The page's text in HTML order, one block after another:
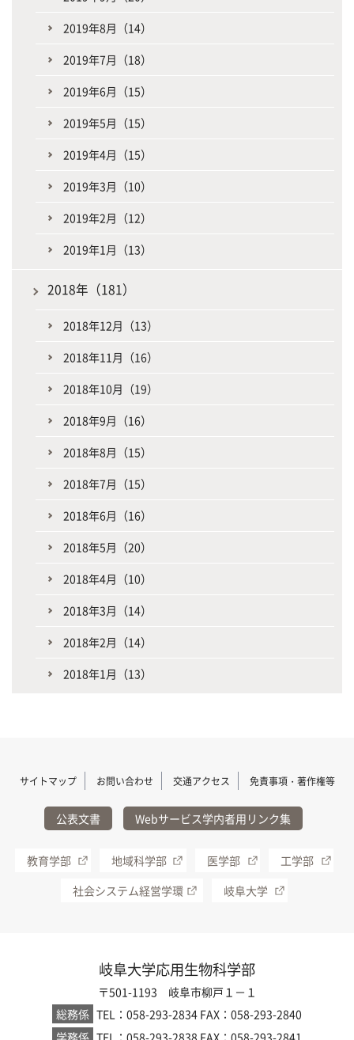
2019年8月（14）
2019年7月（18）
2019年6月（15）
2019年5月（15）
2019年4月（15）
2019年3月（10）
2019年2月（12）
2019年1月（13）
2018年（181）
2018年12月（13）
2018年11月（16）
2018年10月（19）
2018年9月（16）
2018年8月（15）
2018年7月（15）
2018年6月（16）
2018年5月（20）
2018年4月（10）
2018年3月（14）
2018年2月（14）
2018年1月（13）
サイトマップ お問い合わせ 交通アクセス 免責事項・著作権等
公表文書 Webサービス学内者用リンク集
教育学部 地域科学部 医学部
工学部
社会システム経営学環
岐阜大学
岐阜大学応用生物科学部
〒501-1193 岐阜市柳戸１－１
総務係 TEL：058-293-2834 FAX：058-293-2840